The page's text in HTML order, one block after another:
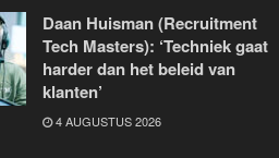
Daan Huisman (Recruitment
Tech Masters): ‘Techniek gaat
harder dan het beleid van
klanten’
4 AUGUSTUS 2026